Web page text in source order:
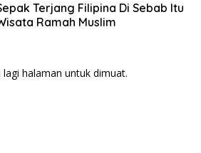
Terjang Filipina Di Sebab Itu
Ramah Muslim
lagi halaman untuk dimuat.